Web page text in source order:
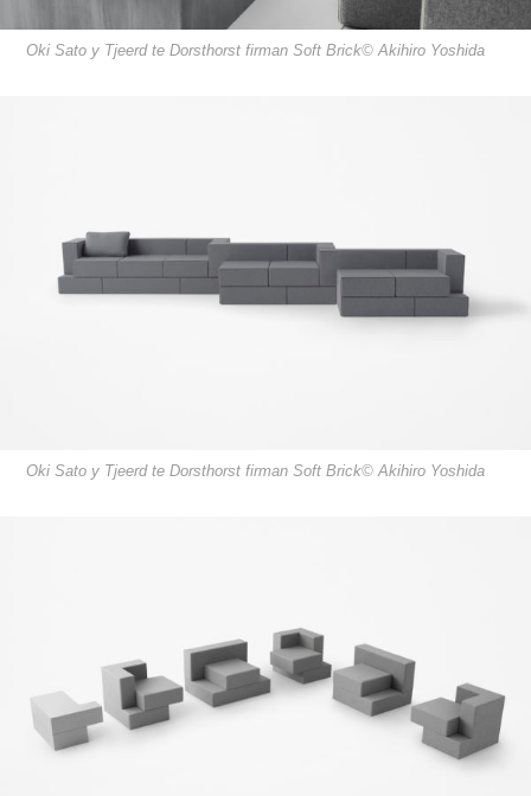
Oki Sato y Tjeerd te Dorsthorst firman Soft Brick© Akihiro Yoshida
Oki Sato y Tjeerd te Dorsthorst firman Soft Brick© Akihiro Yoshida